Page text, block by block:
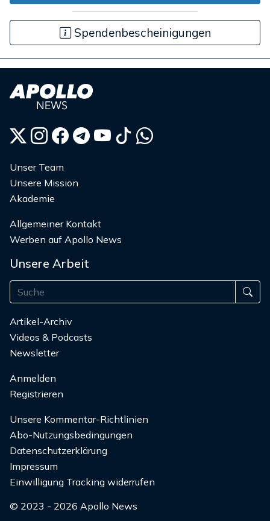
Spendenbescheinigungen
Unser Team
Unsere Mission
Akademie
Allgemeiner Kontakt
Werben auf Apollo News
Unsere Arbeit
Artikel-Archiv
Videos & Podcasts
Newsletter
Anmelden
Registrieren
Unsere Kommentar-Richtlinien
Abo-Nutzungsbedingungen
Datenschutzerklärung
Impressum
Einwilligung Tracking widerrufen
© 2023 - 2026 Apollo News